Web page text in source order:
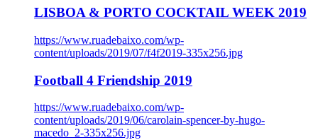
LISBOA & PORTO COCKTAIL WEEK 2019
https://www.ruadebaixo.com/wp-
content/uploads/2019/07/f4f2019-335x256.jpg
Football 4 Friendship 2019
https://www.ruadebaixo.com/wp-
content/uploads/2019/06/carolain-spencer-by-hugo-
macedo_2-335x256.jpg